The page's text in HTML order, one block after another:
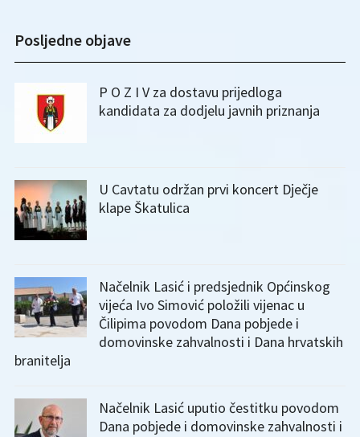
Posljedne objave
P O Z I V za dostavu prijedloga
kandidata za dodjelu javnih priznanja
U Cavtatu održan prvi koncert Dječje
klape Škatulica
Načelnik Lasić i predsjednik Općinskog
vijeća Ivo Simović položili vijenac u
Čilipima povodom Dana pobjede i
domovinske zahvalnosti i Dana hrvatskih
branitelja
Načelnik Lasić uputio čestitku povodom
Dana pobjede i domovinske zahvalnosti i